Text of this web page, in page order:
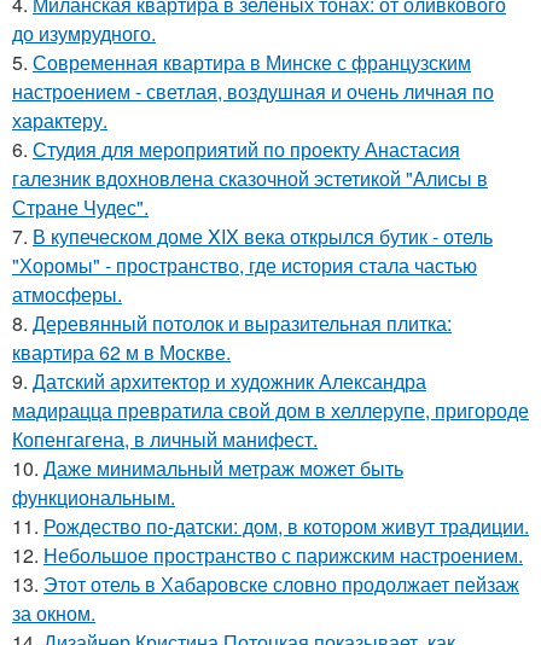
до изумрудного.
5. Современная квартира в Минске с французским
настроением - светлая, воздушная и очень личная по
характеру.
6. Студия для мероприятий по проекту Анастасия
галезник вдохновлена сказочной эстетикой "Алисы в
Стране Чудес".
7. В купеческом доме XIX века открылся бутик - отель
"Хоромы" - пространство, где история стала частью
атмосферы.
8. Деревянный потолок и выразительная плитка:
квартира 62 м в Москве.
9. Датский архитектор и художник Александра
мадирацца превратила свой дом в хеллерупе, пригороде
Копенгагена, в личный манифест.
10. Даже минимальный метраж может быть
функциональным.
11. Рождество по-датски: дом, в котором живут традиции.
12. Небольшое пространство с парижским настроением.
13. Этот отель в Хабаровске словно продолжает пейзаж
за окном.